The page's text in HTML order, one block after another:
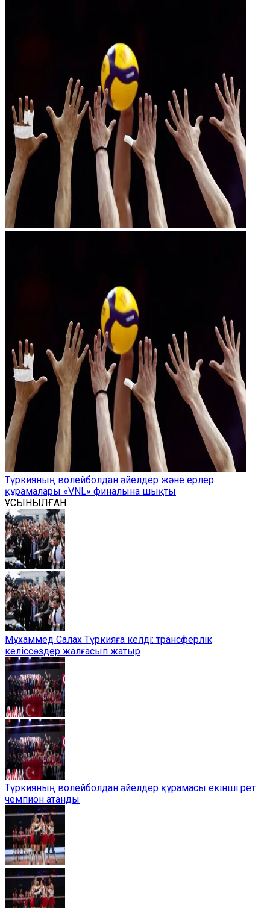
Түркияның волейболдан әйелдер және ерлер
құрамалары «VNL» финалына шықты
ҰСЫНЫЛҒАН
Мұхаммед Салах Түркияға келді: трансферлік
келіссөздер жалғасып жатыр
Түркияның волейболдан әйелдер құрамасы екінші рет
чемпион атанды